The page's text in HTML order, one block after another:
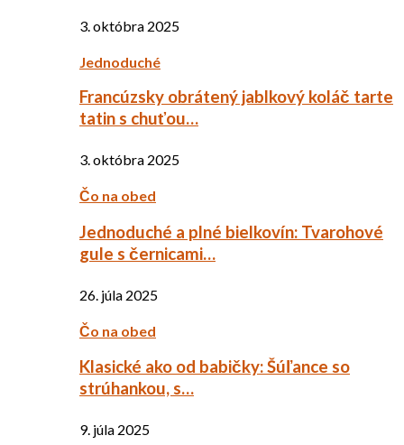
3. októbra 2025
Jednoduché
Francúzsky obrátený jablkový koláč tarte
tatin s chuťou…
3. októbra 2025
Čo na obed
Jednoduché a plné bielkovín: Tvarohové
gule s černicami…
26. júla 2025
Čo na obed
Klasické ako od babičky: Šúľance so
strúhankou, s…
9. júla 2025